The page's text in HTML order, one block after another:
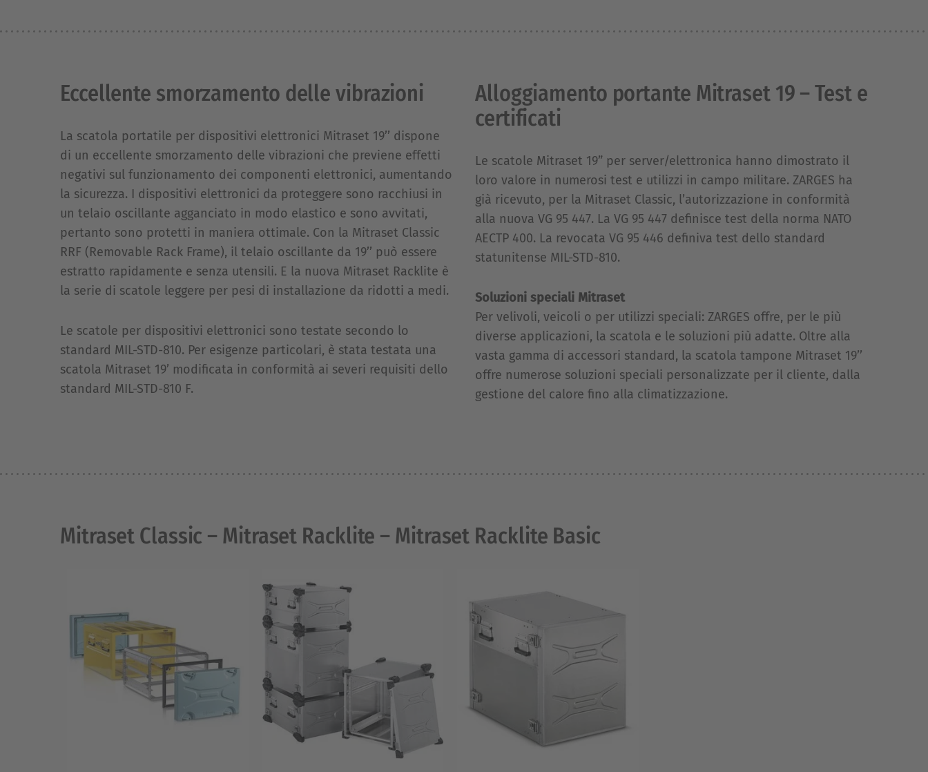
Eccellente smorzamento delle vibrazioni
La scatola portatile per dispositivi elettronici Mitraset 19’’ dispone
di un eccellente smorzamento delle vibrazioni che previene effetti
negativi sul funzionamento dei componenti elettronici, aumentando
la sicurezza. I dispositivi elettronici da proteggere sono racchiusi in
un telaio oscillante agganciato in modo elastico e sono avvitati,
pertanto sono protetti in maniera ottimale. Con la Mitraset Classic
RRF (Removable Rack Frame), il telaio oscillante da 19’’ può essere
estratto rapidamente e senza utensili. E la nuova Mitraset Racklite è
la serie di scatole leggere per pesi di installazione da ridotti a medi.
Le scatole per dispositivi elettronici sono testate secondo lo
standard MIL-STD-810. Per esigenze particolari, è stata testata una
scatola Mitraset 19’ modificata in conformità ai severi requisiti dello
standard MIL-STD-810 F.
Alloggiamento portante Mitraset 19 – Test e
certificati
Le scatole Mitraset 19” per server/elettronica hanno dimostrato il
loro valore in numerosi test e utilizzi in campo militare. ZARGES ha
già ricevuto, per la Mitraset Classic, l’autorizzazione in conformità
alla nuova VG 95 447. La VG 95 447 definisce test della norma NATO
AECTP 400. La revocata VG 95 446 definiva test dello standard
statunitense MIL-STD-810.
Soluzioni speciali Mitraset
Per velivoli, veicoli o per utilizzi speciali: ZARGES offre, per le più
diverse applicazioni, la scatola e le soluzioni più adatte. Oltre alla
vasta gamma di accessori standard, la scatola tampone Mitraset 19’’
offre numerose soluzioni speciali personalizzate per il cliente, dalla
gestione del calore fino alla climatizzazione.
Mitraset Classic – Mitraset Racklite – Mitraset Racklite Basic